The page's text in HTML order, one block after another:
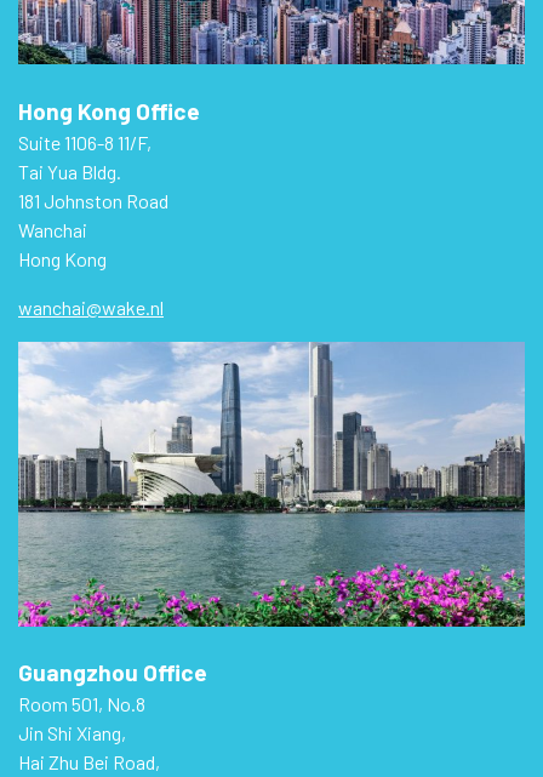
Hong Kong Office
Suite 1106-8 11/F,
Tai Yua Bldg.
181 Johnston Road
Wanchai
Hong Kong
wanchai@wake.nl
Guangzhou Office
Room 501, No.8
Jin Shi Xiang,
Hai Zhu Bei Road,